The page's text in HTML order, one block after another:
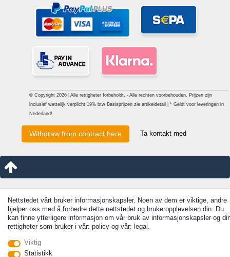
© Copyright 2026 | Alle rettigheter forbeholdt. - Alle rechten voorbehouden. Prijzen zijn
inclusief wettelijk verplicht 19% btw Basisprijzen zie artikeldetail | * Geldt voor leveringen in
Nederland!
Withdraw from contract here Ta kontakt med
Nettstedet vårt bruker informasjonskapsler. Noen av dem er viktige, andre
hjelper oss med å forbedre dette nettstedet og brukeropplevelsen din. Du
kan finne ytterligere informasjon om vår bruk av informasjonskapsler og
rettigheter som bruker i vår: policy og vår: legal.
Viktig
Statistikk